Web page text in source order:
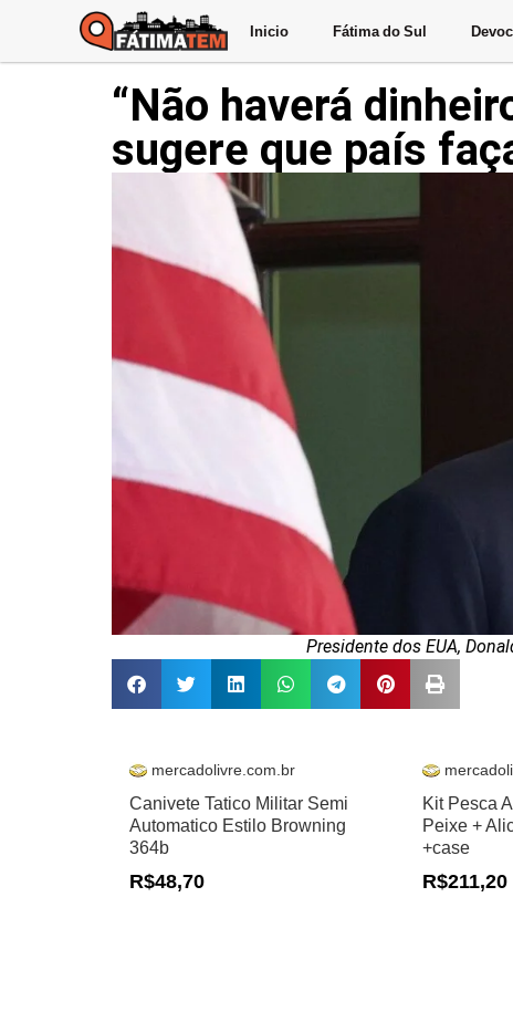
Inicio Fátima do Sul
“Não haverá
sugere que país
Presidente dos EUA,
mercadolivre.com.br
Canivete Tatico Militar Semi
Automatico Estilo Browning
364b
R$48,70
Kit Pesca
Peixe +
+case
R$211,20